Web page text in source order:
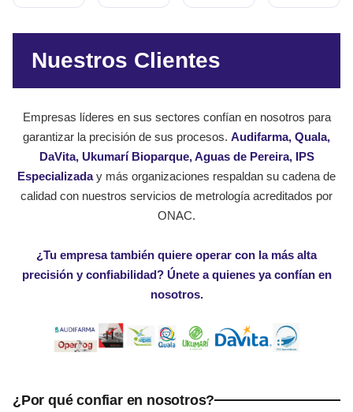
Nuestros Clientes
Empresas líderes en sus sectores confían en nosotros para
garantizar la precisión de sus procesos. Audifarma, Quala,
DaVita, Ukumarí Bioparque, Aguas de Pereira, IPS
Especializaday más organizaciones respaldan su cadena de
calidad con nuestros servicios de metrología acreditados por
ONAC.
¿Tu empresa también quiere operar con la más alta
precisión y confiabilidad? Únete a quienes ya confían en
nosotros.
¿Por qué confiar en nosotros?